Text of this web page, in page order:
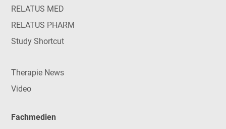
RELATUS MED
RELATUS PHARM
Study Shortcut
Therapie News
Video
Fachmedien